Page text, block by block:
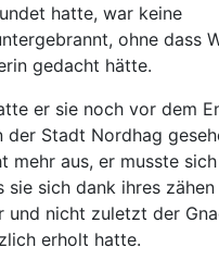
hatte, war keine
ohne dass
gedacht hätte.
er sie noch vor dem
der Stadt Nordhag
mehr aus, er musste sich
sie sich dank ihres zähen
und nicht zuletzt der
erholt hatte.